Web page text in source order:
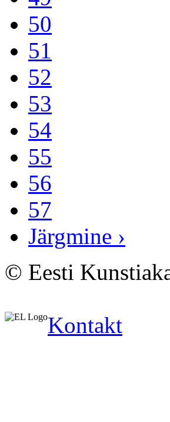
50
51
52
53
54
55
56
57
Järgmine ›
© Eesti
Kontakt